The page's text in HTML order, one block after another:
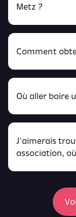
Metz ?
Comment
Retrouve
Où aller boire
retrouver ici
J'aimerais
association,